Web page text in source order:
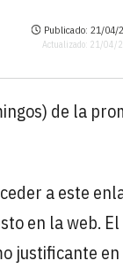
Publicado: 21/04/
Actualizado: 21/04/
de la
a este
en la web. El
justificante